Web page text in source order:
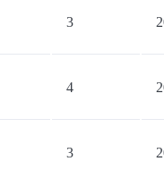
3
4
3